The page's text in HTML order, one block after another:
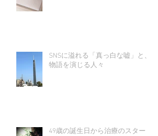
SNSに溢れる「真っ白な嘘」と、
物語を演じる人々
49歳の誕生日から治療のスタート